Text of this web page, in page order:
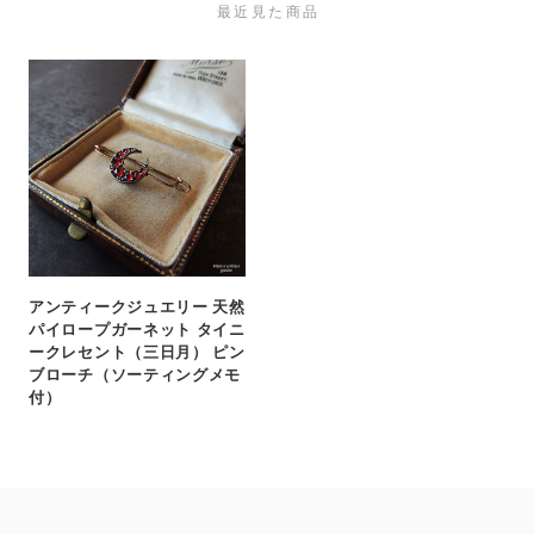
最近見た商品
アンティークジュエリー 天然
パイロープガーネット タイニ
ークレセント（三日月） ピン
ブローチ（ソーティングメモ
付）